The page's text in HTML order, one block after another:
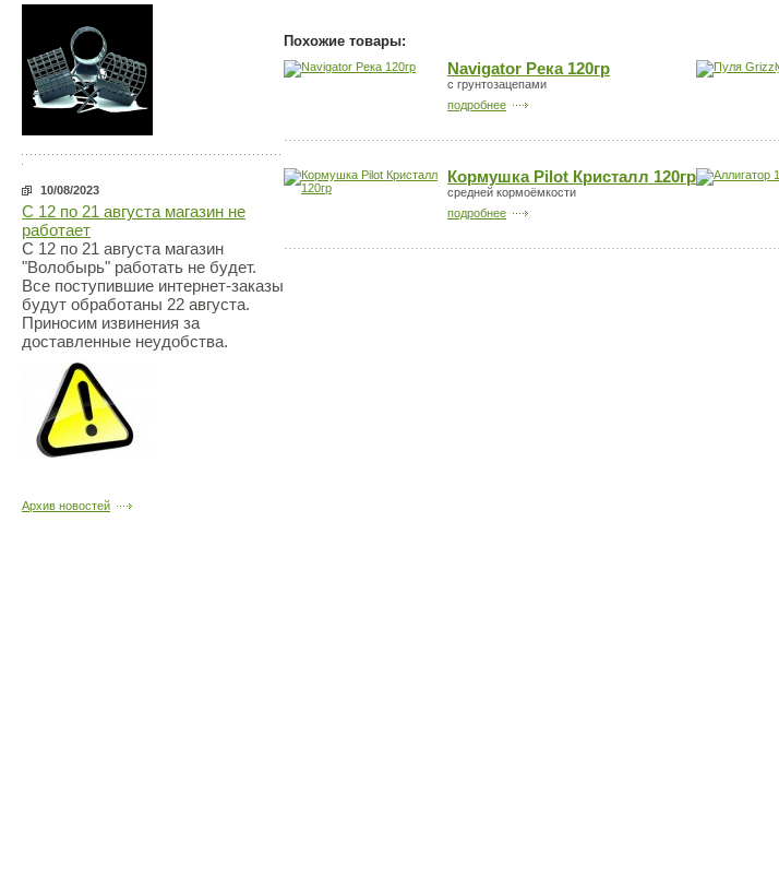
10/08/2023
С 12 по 21 августа магазин не
работает
С 12 по 21 августа магазин
"Волобырь" работать не будет.
Все поступившие интернет-заказы
будут обработаны 22 августа.
Приносим извинения за
доставленные неудобства.
Архив новостей
Похожие товары:
Navigator Река 120гр
с грунтозацепами
подробнее
Кормушка Pilot Кристалл 120гр
средней кормоёмкости
подробнее